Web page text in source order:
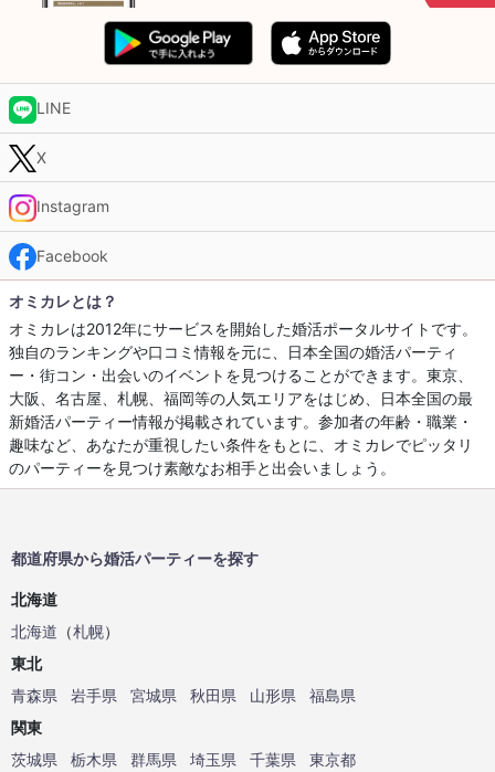
LINE
X
Instagram
Facebook
オミカレとは？
オミカレは2012年にサービスを開始した婚活ポータルサイトです。
独自のランキングや口コミ情報を元に、日本全国の婚活パーティ
ー・街コン・出会いのイベントを見つけることができます。東京、
大阪、名古屋、札幌、福岡等の人気エリアをはじめ、日本全国の最
新婚活パーティー情報が掲載されています。参加者の年齢・職業・
趣味など、あなたが重視したい条件をもとに、オミカレでピッタリ
のパーティーを見つけ素敵なお相手と出会いましょう。
都道府県から婚活パーティーを探す
北海道
北海道 （札幌）
東北
青森県
岩手県 宮城県 秋田県 山形県
福島県
関東
茨城県
栃木県 群馬県 埼玉県 千葉県
東京都